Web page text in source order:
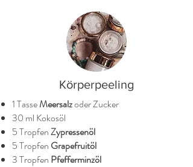
Körperpeeling
1 TasseMeersalzoder Zucker
30 ml Kokosöl
5 TropfenZypressenöl
5 Tropfen Grapefruitöl
3 Tropfen Pfefferminzöl